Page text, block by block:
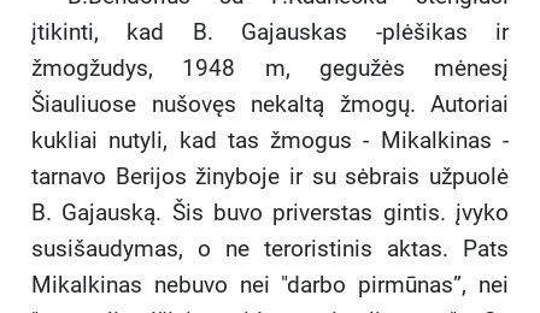
įtikinti, kad B. Gajauskas -plėšikas ir
žmogžudys, 1948 m, gegužės mėnesį
Šiauliuose nušovęs nekaltą žmogų. Autoriai
kukliai nutyli, kad tas žmogus - Mikalkinas -
tarnavo Berijos žinyboje ir su sėbrais užpuolė
B. Gajauską. Šis buvo priverstas gintis. įvyko
susišaudymas, o ne teroristinis aktas. Pats
Mikalkinas nebuvo nei "darbo pirmūnas”, nei